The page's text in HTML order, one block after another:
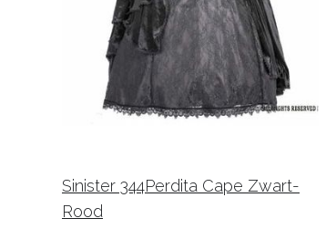
Sinister 344Perdita Cape Zwart-
Rood